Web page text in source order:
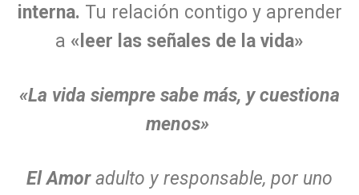
interna. Tu relación contigo y aprender
a «leer las señales de la vida»
«La vida siempre sabe más, y cuestiona
menos»
El Amoradulto y responsable, por uno